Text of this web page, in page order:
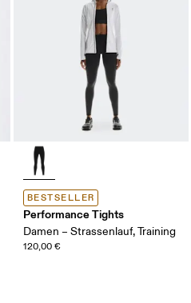
BESTSELLER
Performance Tights
Damen – Strassenlauf, Training
120,00 €